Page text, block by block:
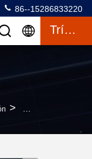
86--15286833220
Trích Dẫn
> Máy Tạo Hạt Trống